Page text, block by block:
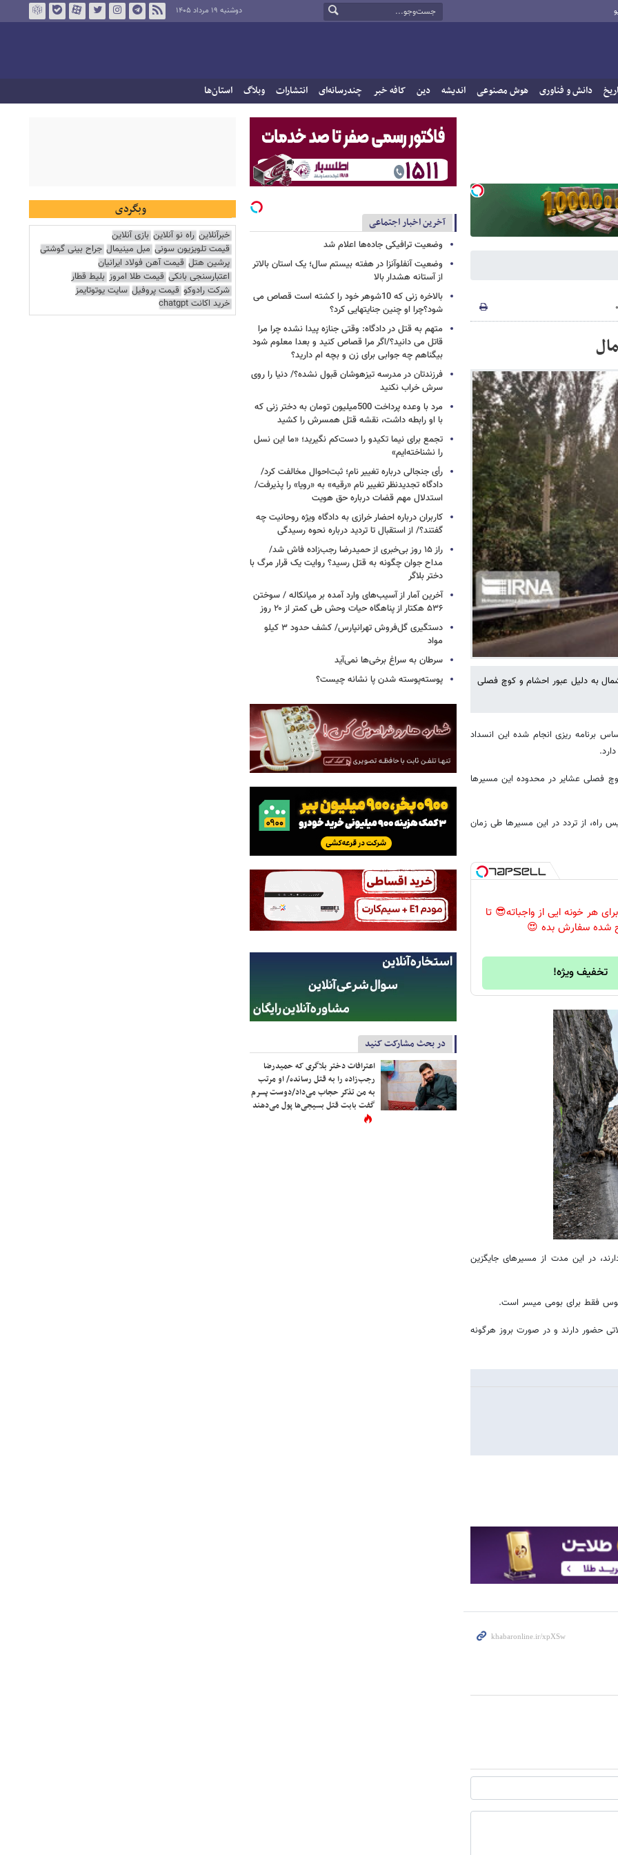
دوشنبه ۱۹ مرداد ۱۴۰۵
دانش و فناوری هوش مصنوعی اندیشه دین کافه خبر چندرسانه‌ای انتشارات وبلاگ استان‌ها
به دلیل عبور احشام و کوچ فصلی
برنامه ریزی انجام شده این انسداد
فصلی عشایر در محدوده این مسیرها
راه، از تردد در این مسیرها طی زمان
هر خونه ایی از واجباته😎 تا
شده سفارش بده 😍
تخفیف ویژه!
در این مدت از مسیرهای جایگزین
فقط برای بومی میسر است.
حضور دارند و در صورت بروز هرگونه
آخرین اخبار اجتماعی
وضعیت ترافیکی جاده‌ها اعلام شد
وضعیت آنفلوآنزا در هفته بیستم سال؛ یک استان بالاتر
از آستانه هشدار بالا
بالاخره زنی که 10شوهر خود را کشته است قصاص می
شود؟چرا او چنین جنایتهایی کرد؟
متهم به قتل در دادگاه: وقتی جنازه پیدا نشده چرا مرا
قاتل می دانید؟/اگر مرا قصاص کنید و بعدا معلوم شود
بیگناهم چه جوابی برای زن و بچه ام دارید؟
فرزندتان در مدرسه تیزهوشان قبول نشده؟/ دنیا را روی
سرش خراب نکنید
مرد با وعده پرداخت 500میلیون تومان به دختر زنی که
با او رابطه داشت، نقشه قتل همسرش را کشید
تجمع برای نیما تکیدو را دست‌کم نگیرید؛ «ما این نسل
را نشناخته‌ایم»
رأی جنجالی درباره تغییر نام؛ ثبت‌احوال مخالفت کرد/
دادگاه تجدیدنظر تغییر نام «رقیه» به «رویا» را پذیرفت/
استدلال مهم قضات درباره حق هویت
کاربران درباره احضار خرازی به دادگاه ویژه روحانیت چه
گفتند؟/ از استقبال تا تردید درباره نحوه رسیدگی
راز ۱۵ روز بی‌خبری از حمیدرضا رجب‌زاده فاش شد/
مداح جوان چگونه به قتل رسید؟ روایت یک قرار مرگ با
دختر بلاگر
آخرین آمار از آسیب‌های وارد آمده بر میانکاله / سوختن
۵۳۶ هکتار از پناهگاه حیات وحش طی کمتر از ۲۰ روز
دستگیری گل‌فروش تهرانپارس/ کشف حدود ۳ کیلو
مواد
سرطان به سراغ برخی‌ها نمی‌آید
پوسته‌پوسته شدن پا نشانه چیست؟
در بحث مشارکت کنید
اعترافات دختر بلاگری که حمیدرضا
رجب‌زاده را به قتل رسانده/ او مرتب
به من تذکر حجاب می‌داد/دوست پسرم
گفت بابت قتل بسیجی‌ها پول می‌دهند
وبگردی
خبرآنلاین راه نو آنلاین بازی آنلاین
قیمت تلویزیون سونی مبل مینیمال جراح بینی گوشتی
پرشین هتل قیمت آهن فولاد ایرانیان
اعتبارسنجی بانکی قیمت طلا امروز بلیط قطار
شرکت رادوکو قیمت پروفیل سایت یوتوتایمز
خرید اکانت chatgpt